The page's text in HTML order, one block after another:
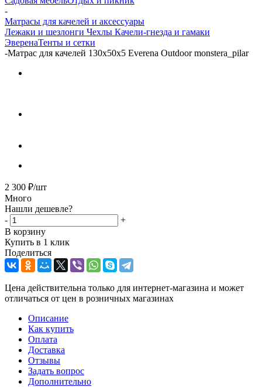
-
Матрасы для качелей и аксессуары
Лежаки и шезлонги Чехлы Качели-гнезда и гамаки
ЭверенаТенты и сетки
-Матрас для качелей 130х50х5 Everena Outdoor monstera_pilar
2 300 ₽/шт
Много
Нашли дешевле?
-
+
В корзину
Купить в 1 клик
Поделиться
Цена действительна только для интернет-магазина и может
отличаться от цен в розничных магазинах
Описание
Как купить
Оплата
Доставка
Отзывы
Задать вопрос
Дополнительно